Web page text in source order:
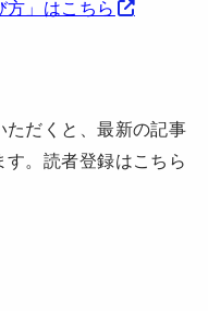
」はこちら
だくと、最新の記事
。読者登録はこちら